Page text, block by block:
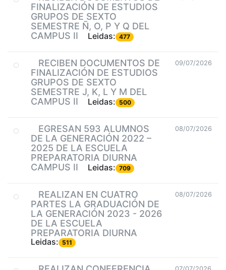
FINALIZACIÓN DE ESTUDIOS
GRUPOS DE SEXTO
SEMESTRE Ñ, O, P Y Q DEL
CAMPUS II
Leidas: 477
RECIBEN DOCUMENTOS DE
FINALIZACIÓN DE ESTUDIOS
GRUPOS DE SEXTO
SEMESTRE J, K, L Y M DEL
CAMPUS II
Leidas: 500
09/07/2026
EGRESAN 593 ALUMNOS
DE LA GENERACIÓN 2022 –
2025 DE LA ESCUELA
PREPARATORIA DIURNA
CAMPUS II
Leidas: 709
08/07/2026
REALIZAN EN CUATRO
PARTES LA GRADUACIÓN DE
LA GENERACIÓN 2023 - 2026
DE LA ESCUELA
PREPARATORIA DIURNA
Leidas: 511
08/07/2026